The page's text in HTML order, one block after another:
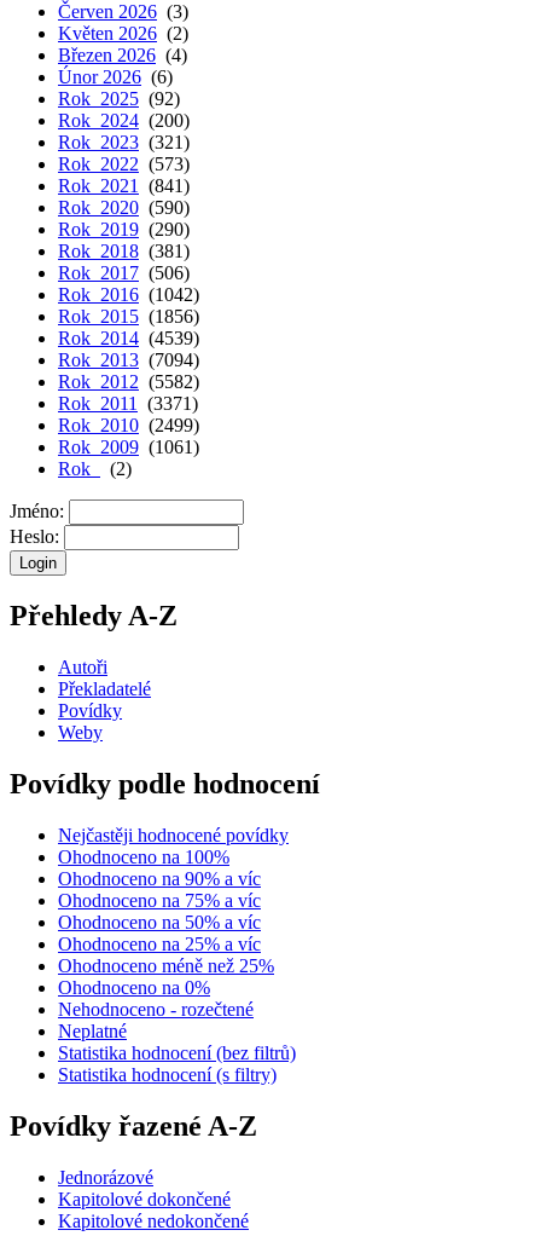
Červen 2026 (3)
Květen 2026 (2)
Březen 2026 (4)
Únor 2026 (6)
Rok 2025 (92)
Rok 2024 (200)
Rok 2023 (321)
Rok 2022 (573)
Rok 2021
(841)
Rok 2020 (590)
Rok 2019 (290)
Rok 2018 (381)
Rok 2017 (506)
Rok 2016 (1042)
Rok 2015 (1856)
Rok 2014 (4539)
Rok 2013 (7094)
Rok 2012 (5582)
Rok 2011
(3371)
Rok 2010 (2499)
Rok 2009 (1061)
Rok
(2)
Jméno:
Heslo:
Přehledy A-Z
Autoři
Překladatelé
Povídky
Weby
Povídky podle hodnocení
Nejčastěji hodnocené povídky
Ohodnoceno na 100%
Ohodnoceno na 90% a víc
Ohodnoceno na 75% a víc
Ohodnoceno na 50% a víc
Ohodnoceno na 25% a víc
Ohodnoceno méně než 25%
Ohodnoceno na 0%
Nehodnoceno - rozečtené
Neplatné
Statistika hodnocení (bez filtrů)
Statistika hodnocení (s filtry)
Povídky řazené A-Z
Jednorázové
Kapitolové dokončené
Kapitolové nedokončené